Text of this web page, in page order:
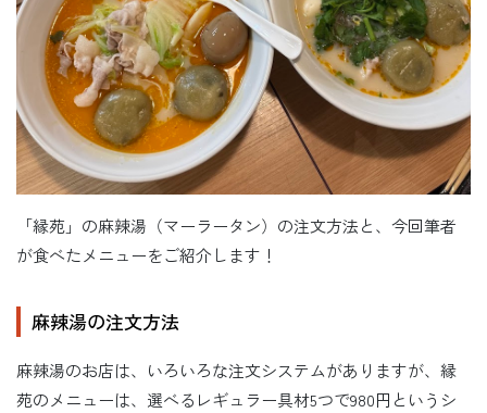
「縁苑」の麻辣湯（マーラータン）の注文方法と、今回筆者
が食べたメニューをご紹介します！
麻辣湯の注文方法
麻辣湯のお店は、いろいろな注文システムがありますが、縁
苑のメニューは、選べるレギュラー具材5つで980円というシ